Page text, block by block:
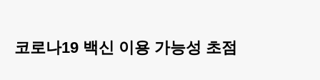
코로나19 백신 이용 가능성 초점